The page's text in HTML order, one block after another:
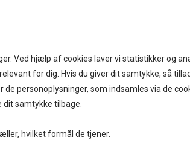
Ved hjælp af cookies laver vi statistikker og
for dig. Hvis du giver dit samtykke, så
personoplysninger, som indsamles via de
samtykke tilbage.
hvilket formål de tjener.
ACCESSORIES